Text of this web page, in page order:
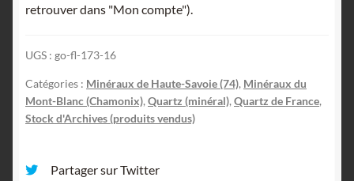
retrouver dans "Mon compte").
UGS : go-fl-173-16
Catégories : Minéraux de Haute-Savoie (74), Minéraux du
Mont-Blanc (Chamonix), Quartz (minéral), Quartz de France,
Stock d'Archives (produits vendus)
Partager sur Twitter